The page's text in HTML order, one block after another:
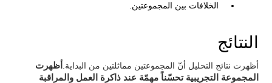
الخلافات بين المجموعتين.
النتائج
أظهرت نتائج التحليل أنّ المجموعتين مماثلتين من البداية. أظهرت
المجموعة التجريبية تحسّناً مهمّة عند ذاكرة العمل والمراقبة